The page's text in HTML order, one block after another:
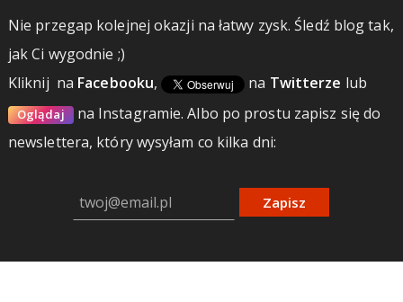
Nie przegap kolejnej okazji na łatwy zysk. Śledź blog tak,
jak Ci wygodnie ;)
Kliknij na Facebooku, na Twitterze lub
Oglądaj na Instagramie.Albo po prostu zapisz się do
newslettera, który wysyłam co kilka dni:
Zapisz